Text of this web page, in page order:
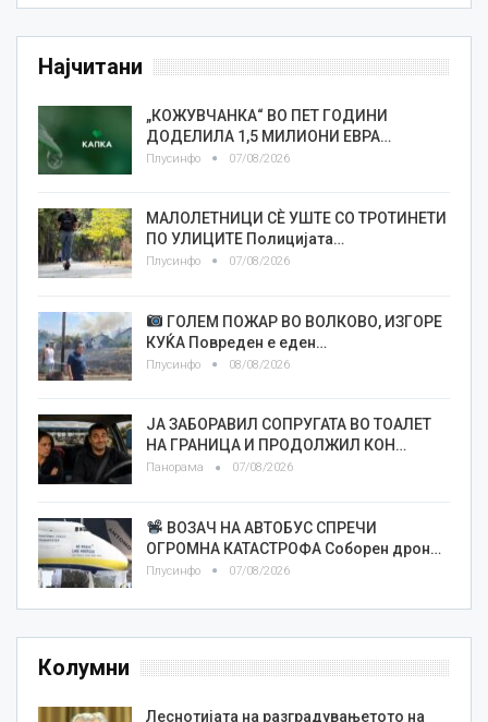
Најчитани
„КОЖУВЧАНКА“ ВО ПЕТ ГОДИНИ
ДОДЕЛИЛА 1,5 МИЛИОНИ ЕВРА…
Плусинфо 07/08/2026
МАЛОЛЕТНИЦИ СÈ УШТЕ СО ТРОТИНЕТИ
ПО УЛИЦИТЕ Полицијата…
Плусинфо 07/08/2026
ГОЛЕМ ПОЖАР ВО ВОЛКОВО, ИЗГОРЕ
КУЌА Повреден е еден…
Плусинфо 08/08/2026
ЈА ЗАБОРАВИЛ СОПРУГАТА ВО ТОАЛЕТ
НА ГРАНИЦА И ПРОДОЛЖИЛ КОН…
Панорама 07/08/2026
ВОЗАЧ НА АВТОБУС СПРЕЧИ
ОГРОМНА КАТАСТРОФА Соборен дрон…
Плусинфо 07/08/2026
Колумни
Леснотијата на разградувањетото на